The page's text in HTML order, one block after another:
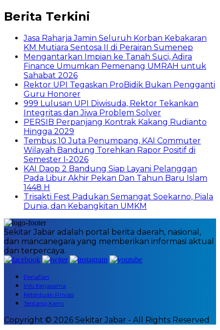
Berita Terkini
Jasa Raharja Jamin Seluruh Korban Kebakaran
KM Mutiara Sentosa II di Perairan Sumenep
Mengantarkan Impian ke Tanah Suci, Adira
Finance Umumkan Pemenang UMRAH untuk
Sahabat 2026
Rektor UPI Tegaskan ProBidik Bukan Pengganti
Guru Honorer
999 Lulusan UPI Diwisuda, Rektor Tekankan
Integritas dan Jiwa Problem Solver
PERSIB Perpanjang Kontrak Kakang Rudianto
Hingga 2029
Tembus 10 Juta Penumpang, KAI Commuter
Wilayah Bandung Torehkan Rapor Positif di
Semester I-2026
KAI Daop 2 Bandung Siap Layani Pelanggan
Pada Libur Akhir Pekan Dan Tahun Baru Islam
1448 H
Trisakti Fest Padukan Semangat Soekarno, Piala
Dunia, dan Kebangkitan UMKM
Sekitar Jabar adalah portal berita daerah, nasional,
dan mancanegara yang memberikan informasi aktual
dan terpercaya.
Penafian
Info Kerjasama
Ketentuan Privasi
Tentang Kami
Copyright © 2026 Sekitar Jabar - All Rights Reserved